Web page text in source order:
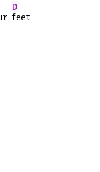
D
feet